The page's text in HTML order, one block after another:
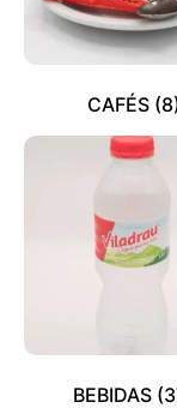
CAFÉS
BEBIDAS